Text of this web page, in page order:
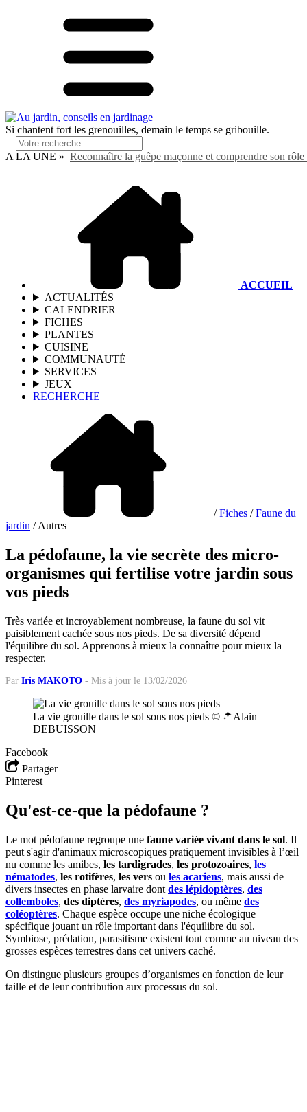
Si chantent fort les grenouilles, demain le temps se gribouille.
A LA UNE » Reconnaître la guêpe maçonne et comprendre son
ACCUEIL
ACTUALITÉS
CALENDRIER
FICHES
PLANTES
CUISINE
COMMUNAUTÉ
SERVICES
JEUX
RECHERCHE
/Fiches /Faune du
jardin / Autres
La pédofaune, la vie secrète des micro-
organismes qui fertilise votre jardin sous
vos pieds
Très variée et incroyablement nombreuse, la faune du sol vit
paisiblement cachée sous nos pieds. De sa diversité dépend
l'équilibre du sol. Apprenons à mieux la connaître pour mieux la
respecter.
Par Iris MAKOTO - Mis à jour le 13/02/2026
La vie grouille dans le sol sous nos pieds ©
Alain
DEBUISSON
Facebook
Partager
Pinterest
Qu'est-ce-que la pédofaune ?
Le mot pédofaune regroupe une faune variée vivant dans le sol. Il
peut s'agir d'animaux microscopiques pratiquement invisibles à l’œil
nu comme les amibes, les tardigrades, les protozoaires, les
nématodes, les rotifères, les vers ou les acariens, mais aussi de
divers insectes en phase larvaire dont des lépidoptères, des
collemboles, des diptères, des myriapodes, ou même des
coléoptères. Chaque espèce occupe une niche écologique
spécifique jouant un rôle important dans l'équilibre du sol.
Symbiose, prédation, parasitisme existent tout comme au niveau des
grosses espèces terrestres dans cet univers caché.
On distingue plusieurs groupes d’organismes en fonction de leur
taille et de leur contribution aux processus du sol.